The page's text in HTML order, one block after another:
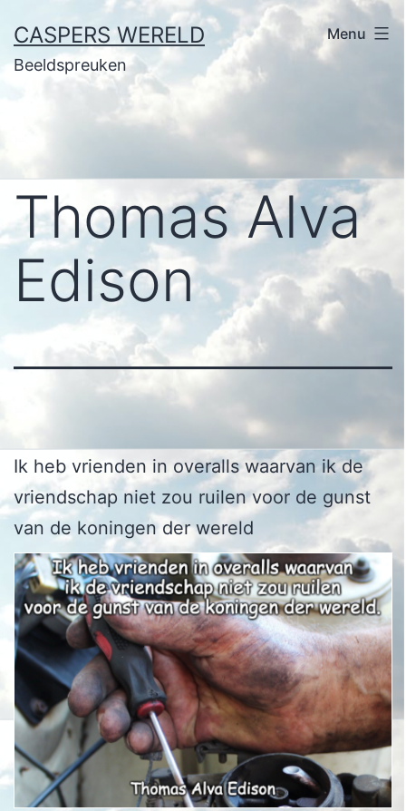
naar
de
CASPERS WERELD
Beeldspreuken
Menu
Thomas Alva
Edison
Ik heb vrienden in overalls waarvan ik de
vriendschap niet zou ruilen voor de gunst
van de koningen der wereld